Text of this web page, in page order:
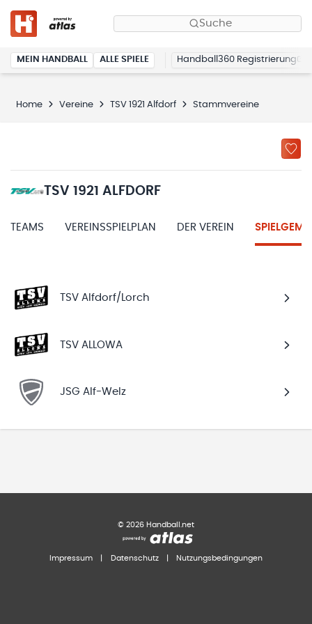
Suche
MEIN HANDBALL ALLE SPIELE Handball360 Registrierung
Home Vereine TSV 1921 Alfdorf Stammvereine
TSV 1921 ALFDORF
TEAMS VEREINSSPIELPLAN DER VEREIN
TSV Alfdorf/Lorch
TSV ALLOWA
JSG Alf-Welz
© 2026 Handball.net
Impressum Datenschutz Nutzungsbedingungen